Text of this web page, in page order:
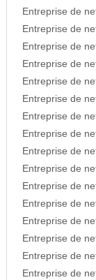
Entreprise de
Entreprise de
Entreprise de
Entreprise de
Entreprise de
Entreprise de
Entreprise de
Entreprise de
Entreprise de
Entreprise de
Entreprise de
Entreprise de
Entreprise de
Entreprise de
Entreprise de
Entreprise de